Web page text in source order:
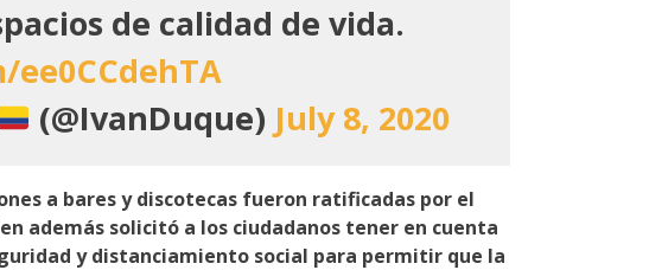
de calidad de vida.
(@IvanDuque) July 8, 2020
a bares y discotecas fueron ratificadas por el
además solicitó a los ciudadanos tener en cuenta
y distanciamiento social para permitir que la